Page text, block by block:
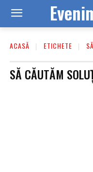
ACASĂ ETICHETE
SĂ CĂUTĂM